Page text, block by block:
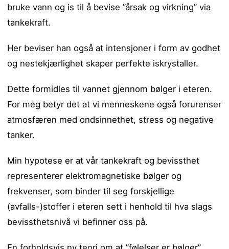
bruke vann og is til å bevise ”årsak og virkning” via
tankekraft.
Her beviser han også at intensjoner i form av godhet
og nestekjærlighet skaper perfekte iskrystaller.
Dette formidles til vannet gjennom bølger i eteren.
For meg betyr det at vi menneskene også forurenser
atmosfæren med ondsinnethet, stress og negative
tanker.
Min hypotese er at vår tankekraft og bevissthet
representerer elektromagnetiske bølger og
frekvenser, som binder til seg forskjellige
(avfalls-)stoffer i eteren sett i henhold til hva slags
bevissthetsnivå vi befinner oss på.